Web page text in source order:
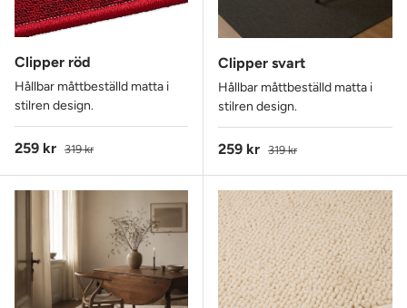
Clipper röd
Hållbar måttbeställd matta i
stilren design.
Reapris
259 kr Ordinarie pris
319 kr
Clipper svart
Hållbar måttbeställd matta i
stilren design.
Reapris
259 kr Ordinarie pris
319 kr